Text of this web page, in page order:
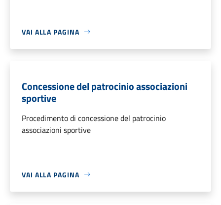
VAI ALLA PAGINA
Concessione del patrocinio associazioni
sportive
Procedimento di concessione del patrocinio
associazioni sportive
VAI ALLA PAGINA